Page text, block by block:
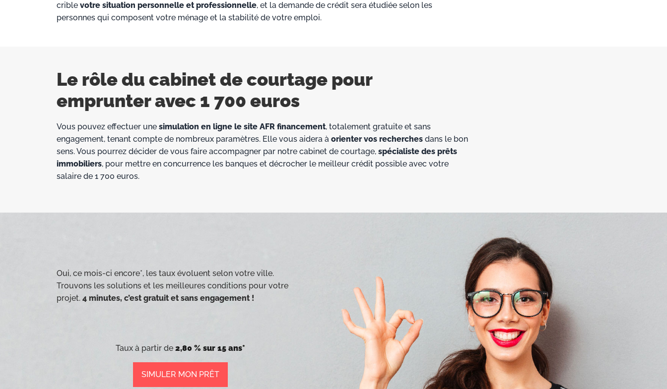
crible votre situation personnelle et professionnelle, et la demande de crédit sera étudiée selon les
personnes qui composent votre ménage et la stabilité de votre emploi.
Le rôle du cabinet de courtage pour
emprunter avec 1 700 euros
Vous pouvez effectuer une simulation en ligne le site AFR financement, totalement gratuite et sans
engagement, tenant compte de nombreux paramètres. Elle vous aidera à orienter vos recherches dans le bon
sens. Vous pourrez décider de vous faire accompagner par notre cabinet de courtage, spécialiste des prêts
immobiliers, pour mettre en concurrence les banques et décrocher le meilleur crédit possible avec votre
salaire de 1 700 euros.
Oui, ce mois-ci encore*, les taux évoluent selon votre ville.
Trouvons les solutions et les meilleures conditions pour votre
projet. 4 minutes, c’est gratuit et sans engagement !
Taux à partir de 2,80 % sur 15 ans*
SIMULER MON PRÊT